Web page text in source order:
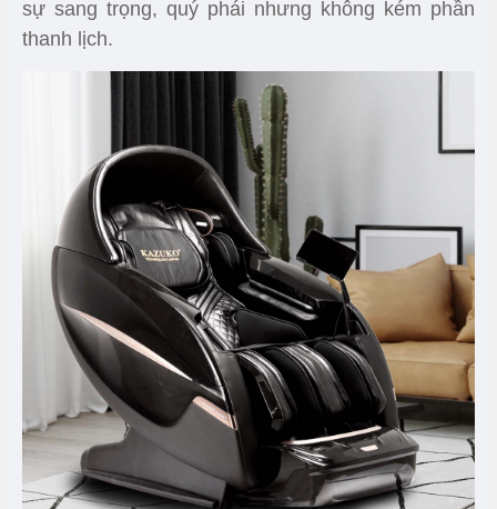
sự sang trọng, quý phái nhưng không kém phần
thanh lịch.